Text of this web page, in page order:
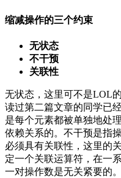
缩减操作的三个约束
无状态
不干预
关联性
无状态，这里可不是LOL
读过第二篇文章的同学已
是每个元素都被单独地处
依赖关系的。不干预是指
必须具有关联性，这里的
定一个关联运算符，在一
一对操作数是无关紧要的